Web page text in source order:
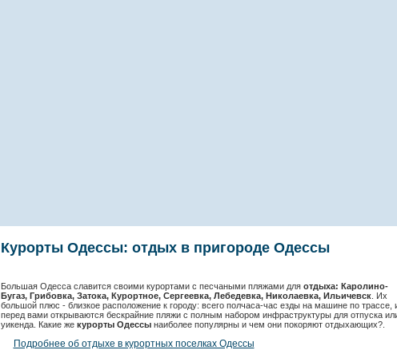
Курорты Одессы: отдых в пригороде Одессы
Большая Одесса славится своими курортами с песчаными пляжами для отдыха: Каролино-
Бугаз, Грибовка, Затока, Курортное, Сергеевка, Лебедевка, Николаевка, Ильичевск. Их
большой плюс - близкое расположение к городу: всего полчаса-час езды на машине по трассе,
перед вами открываются бескрайние пляжи с полным набором инфраструктуры для отпуска
уикенда. Какие же курорты Одессынаиболее популярны и чем они покоряют отдыхающих?.
Подробнее об отдыхе в курортных поселках Одессы